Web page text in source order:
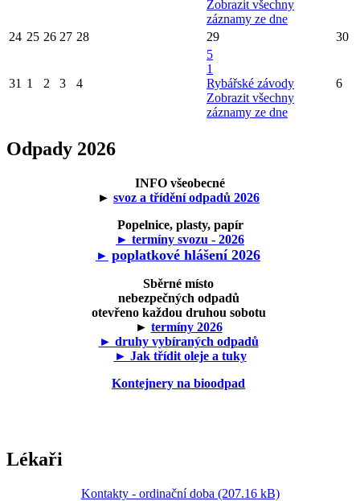
Zobrazit všechny
záznamy ze dne
24 25 26 27 28 29 30
31 1 2 3 4
5
1
Rybářské závody
Zobrazit všechny
záznamy ze dne
6
Odpady 2026
INFO všeobecné
► svoz a třídění odpadů 2026
Popelnice, plasty, papír
► termíny svozu - 2026
► poplatkové hlášení 2026
Sběrné místo
nebezpečných odpadů
otevřeno každou druhou sobotu
► termíny 2026
► druhy vybíraných odpadů
► Jak třídit oleje a tuky
Kontejnery na bioodpad
Lékaři
Kontakty - ordinační doba (207.16 kB)